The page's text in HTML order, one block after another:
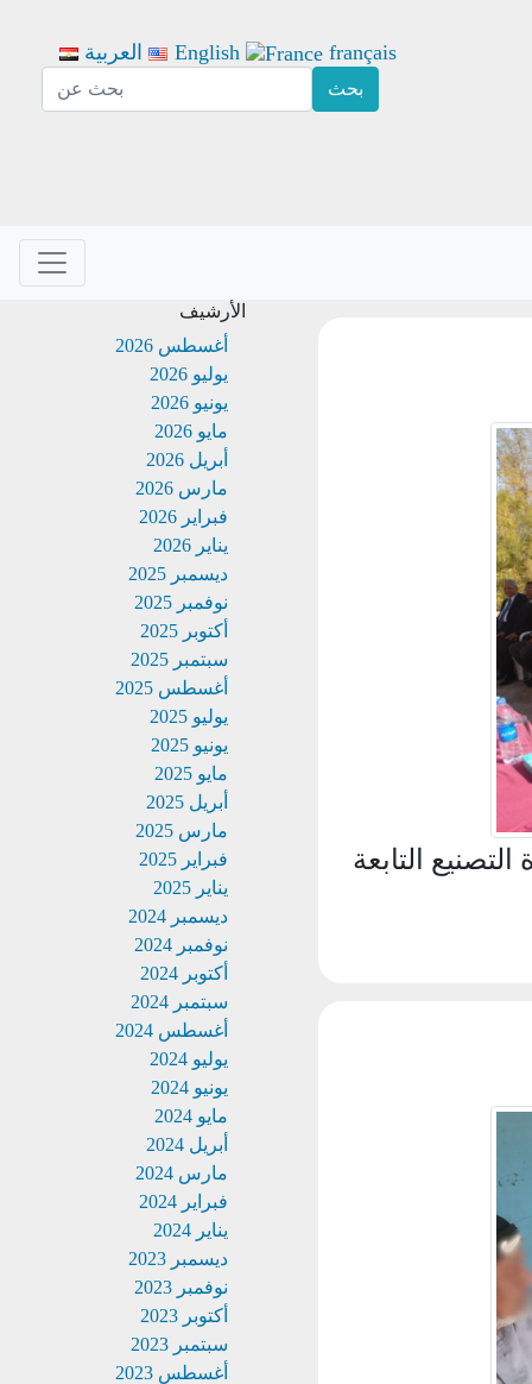
التابعة
الأرشيف
أغسطس 2026
يوليو 2026
يونيو 2026
مايو 2026
أبريل 2026
مارس 2026
فبراير 2026
يناير 2026
ديسمبر 2025
نوفمبر 2025
أكتوبر 2025
سبتمبر 2025
أغسطس 2025
يوليو 2025
يونيو 2025
مايو 2025
أبريل 2025
مارس 2025
فبراير 2025
يناير 2025
ديسمبر 2024
نوفمبر 2024
أكتوبر 2024
سبتمبر 2024
أغسطس 2024
يوليو 2024
يونيو 2024
مايو 2024
أبريل 2024
مارس 2024
فبراير 2024
يناير 2024
ديسمبر 2023
نوفمبر 2023
أكتوبر 2023
سبتمبر 2023
أغسطس 2023
العربية English français